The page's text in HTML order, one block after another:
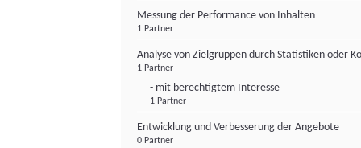
Messung der Performance von Inhalten
1 Partner
Analyse von Zielgruppen durch Statistiken oder
1 Partner
- mit berechtigtem Interesse
1 Partner
Entwicklung und Verbesserung der Angebote
0 Partner